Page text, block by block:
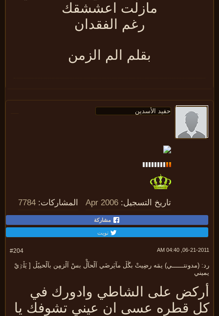
مازلت اعششقك
رغم الفقدان
بقلم الم الزمن
تاريخ التسجيل: Apr 2006 المشاركات: 7784
مشاركة
تويت
06-21-2011,
(مدونتــــــي) يمَه رضِيتْ بڴڵ مآيَرضَي آڵحآڵْ بسْ آڵزمِن بآڵحييًڵ [ يَڵٷيْ
على الشاطي وادورك في
قطره عسى ان عيني تشوفك يا